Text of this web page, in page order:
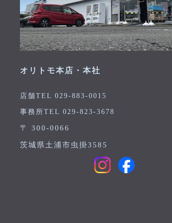
オリトモ本店・本社
店舗TEL 029-883-0015
事務所TEL 029-823-3678
〒 300-0066
茨城県土浦市虫掛3585